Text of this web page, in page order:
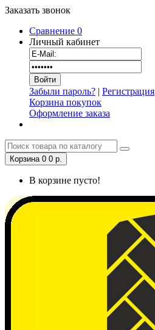
Заказать звонок
Сравнение 0
Личный кабинет
Забыли пароль? | Регистрация
Корзина покупок
Оформление заказа
Корзина 0 0 р.
В корзине пусто!